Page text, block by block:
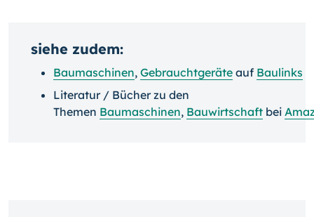
siehe zudem:
Baumaschinen, Gebrauchtgeräte auf Baulinks
Literatur / Bücher zu den
Themen Baumaschinen, Bauwirtschaft bei